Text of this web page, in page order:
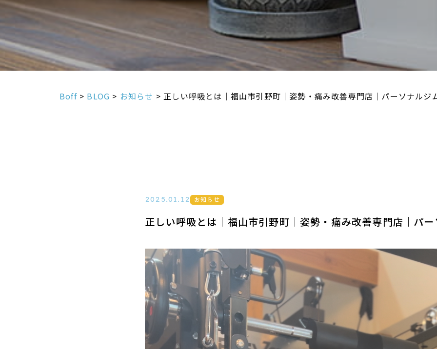
Boff> BLOG > お知らせ >正しい呼吸とは｜福山市引野町｜姿勢・痛み改善専門店｜パーソナルジ
2025.01.12 お知らせ
正しい呼吸とは｜福山市引野町｜姿勢・痛み改善専門店｜パ